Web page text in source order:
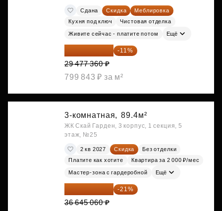
Сдана Скидка
Меблировка
Кухня под ключ
Чистовая отделка
Живите сейчас - платите потом Ещё
26 234 850 ₽ -11%
29 477 360 ₽
799 843 ₽ за м²
3-комнатная, 89.4м²
ЖК Скай Гарден, 3 корпус, 1 секция, 5
этаж, №25
2 кв 2027 Скидка
Без отделки
Платите как хотите
Квартира за 2 000 ₽/мес
Мастер-зона с гардеробной Ещё
28 949 597 ₽ -21%
36 645 060 ₽